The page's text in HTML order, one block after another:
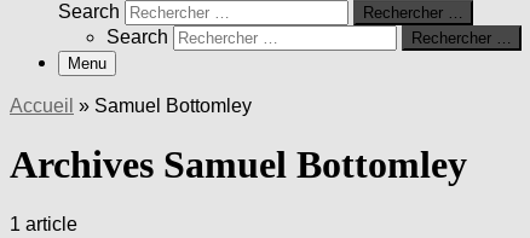
Search
Rechercher …
Search
Rechercher …
Menu
Accueil » Samuel Bottomley
Archives Samuel Bottomley
1 article